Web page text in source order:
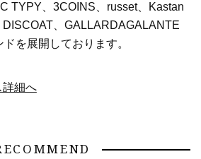
TYPY、3COINS、russet、Kastan
、GALLARDAGALANTE
を展開しております。
詳細へ